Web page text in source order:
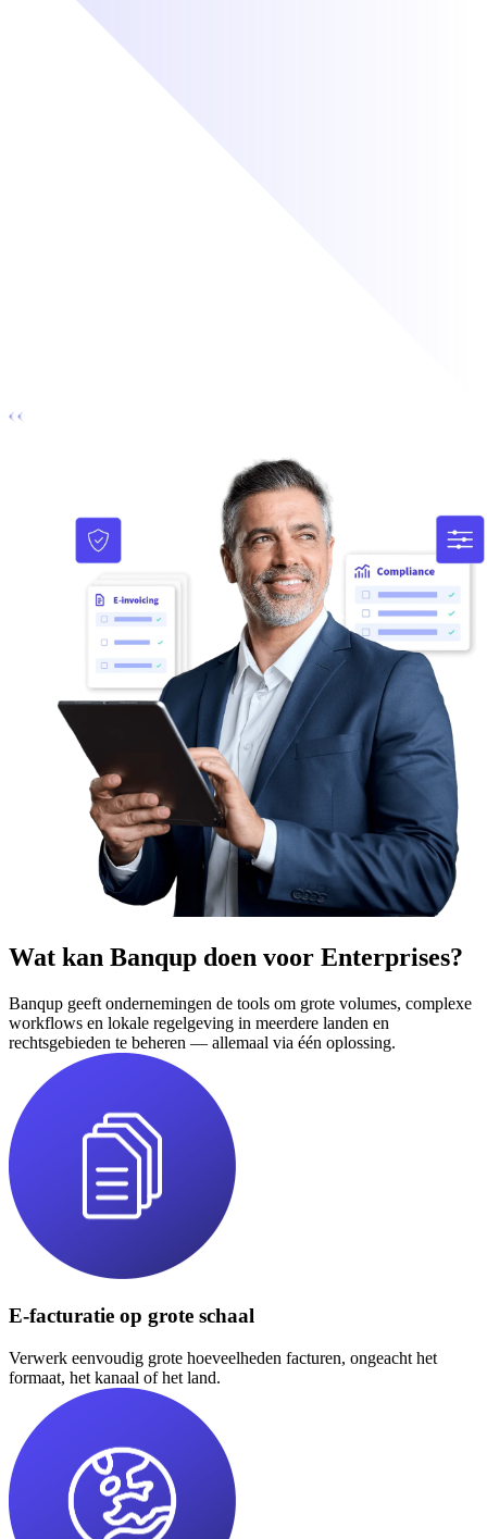
Wat kan Banqup doen voor Enterprises?
Banqup geeft ondernemingen de tools om grote volumes, complexe
workflows en lokale regelgeving in meerdere landen en
rechtsgebieden te beheren — allemaal via één oplossing.
E-facturatie op grote schaal
Verwerk eenvoudig grote hoeveelheden facturen, ongeacht het
formaat, het kanaal of het land.